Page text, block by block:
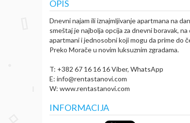
OPIS
Dnevni najam ili iznajmljivanje apartmana na
smeštaj je najbolja opcija za dnevni boravak,
apartmani i jednosobni koji mogu da prime do
Preko Morače u novim luksuznim zgradama.
T: +382 67 16 16 16 Viber, WhatsApp
E: info@rentastanovi.com
W: www.rentastanovi.com
INFORMACIJA